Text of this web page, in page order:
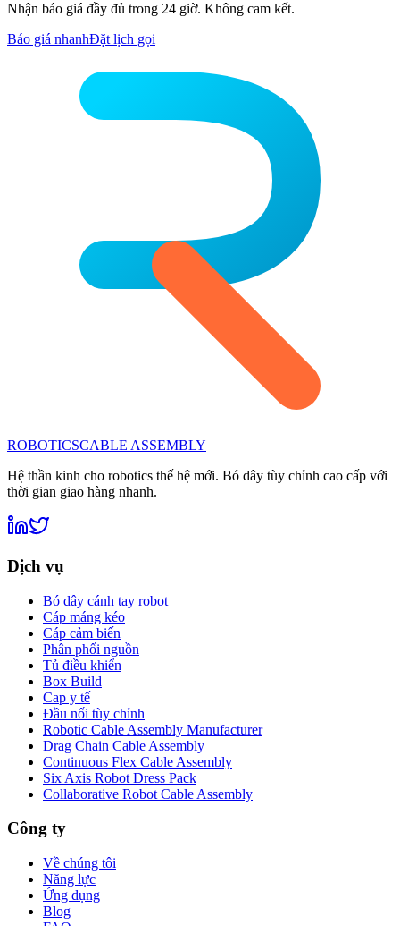
Nhận báo giá đầy đủ trong 24 giờ. Không cam kết.
Báo giá nhanhĐặt lịch gọi
ROBOTICSCABLE ASSEMBLY
Hệ thần kinh cho robotics thế hệ mới. Bó dây tùy chỉnh cao cấp với
thời gian giao hàng nhanh.
Dịch vụ
Bó dây cánh tay robot
Cáp máng kéo
Cáp cảm biến
Phân phối nguồn
Tủ điều khiển
Box Build
Cap y tế
Đầu nối tùy chỉnh
Robotic Cable Assembly Manufacturer
Drag Chain Cable Assembly
Continuous Flex Cable Assembly
Six Axis Robot Dress Pack
Collaborative Robot Cable Assembly
Công ty
Về chúng tôi
Năng lực
Ứng dụng
Blog